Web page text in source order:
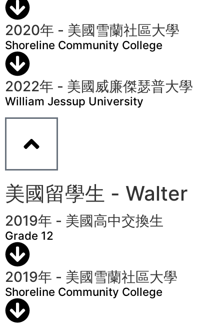
2020年 - 美國雪蘭社區大學
Shoreline Community College
2022年 - 美國威廉傑瑟普大學
William Jessup University
美國留學生 - Walter
2019年 - 美國高中交換生
Grade 12
2019年 - 美國雪蘭社區大學
Shoreline Community College